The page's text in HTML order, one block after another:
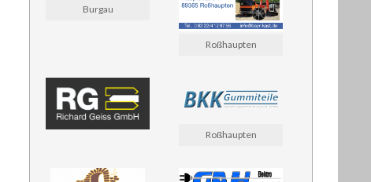
Burgau
Roßhaupten
Roßhaupten